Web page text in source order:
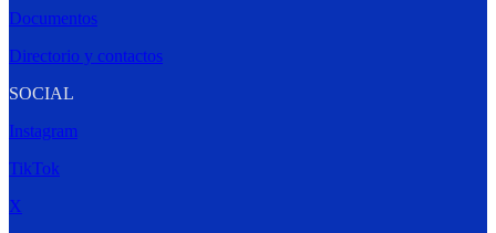
Documentos
Directorio y contactos
SOCIAL
Instagram
TikTok
X